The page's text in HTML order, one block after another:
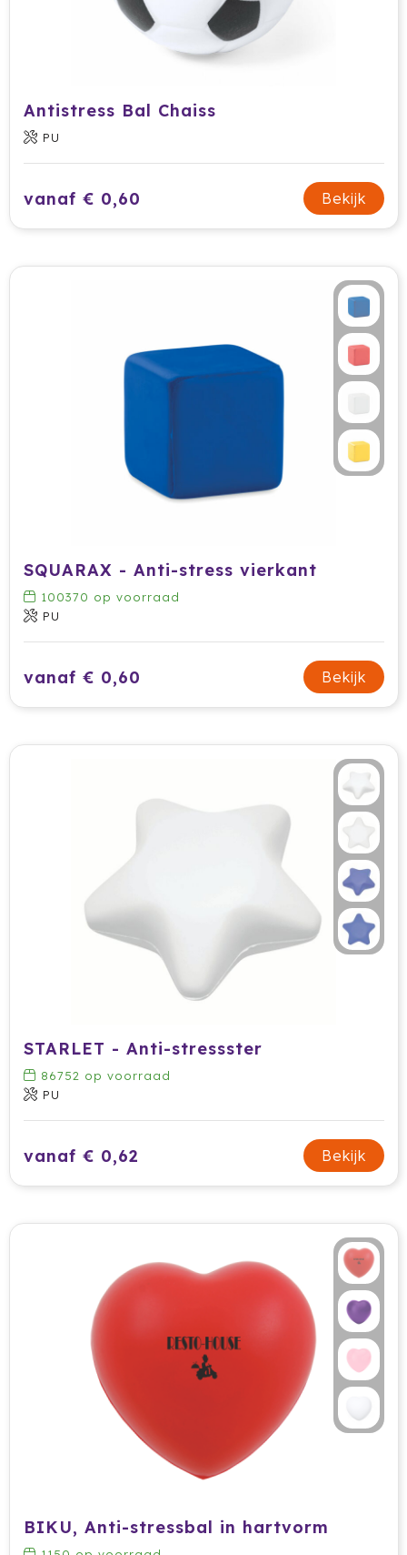
Antistress Bal Chaiss
PU
vanaf € 0,60 Bekijk
SQUARAX - Anti-stress vierkant
100370 op voorraad
PU
vanaf € 0,60 Bekijk
STARLET - Anti-stressster
86752 op voorraad
PU
vanaf € 0,62 Bekijk
BIKU, Anti-stressbal in hartvorm